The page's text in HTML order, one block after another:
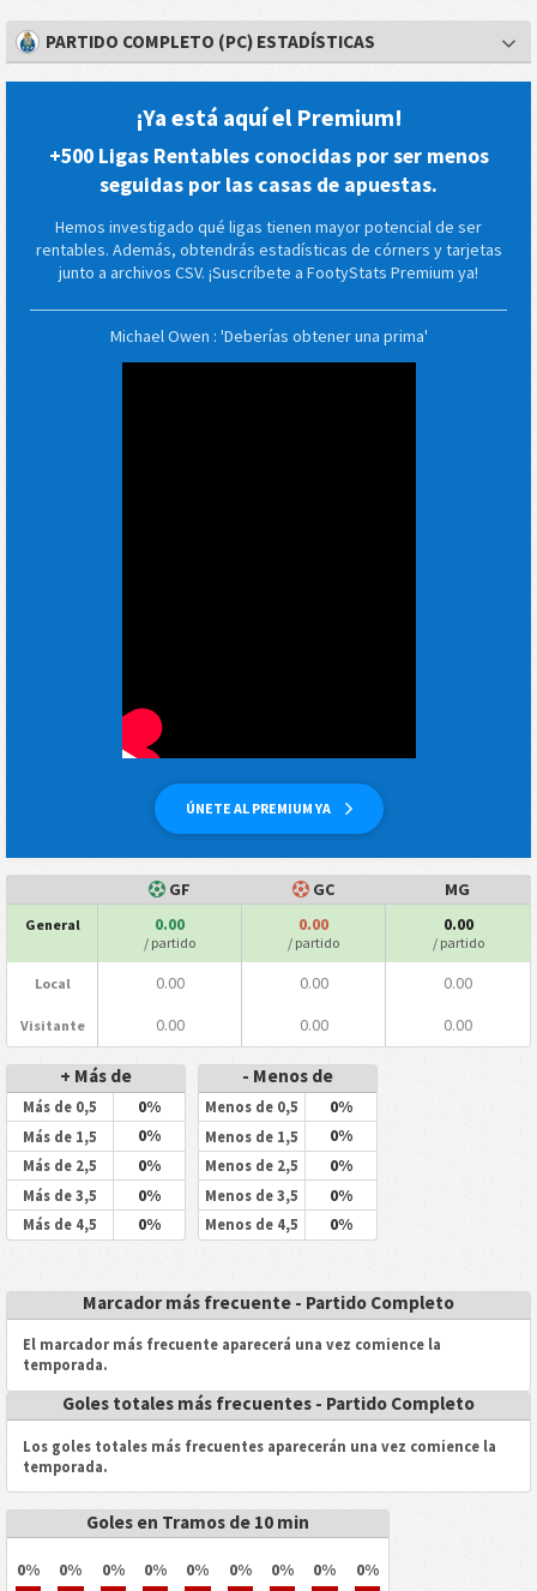
PARTIDO COMPLETO (PC) ESTADÍSTICAS
¡Ya está aquí el Premium!
+500 Ligas Rentables conocidas por ser menos
seguidas por las casas de apuestas.
Hemos investigado qué ligas tienen mayor potencial de ser
rentables. Además, obtendrás estadísticas de córners y tarjetas
junto a archivos CSV. ¡Suscríbete a FootyStats Premium ya!
ÚNETE AL PREMIUM YA
Michael Owen : 'Deberías obtener una prima'
GF GC MG
General 0.00
/ partido
0.00
/ partido
0.00
/ partido
Local 0.00 0.00 0.00
Visitante 0.00 0.00 0.00
+ Más de
Más de 0,5 0%
Más de 1,5 0%
Más de 2,5 0%
Más de 3,5 0%
Más de 4,5 0%
- Menos de
Menos de 0,5 0%
Menos de 1,5 0%
Menos de 2,5 0%
Menos de 3,5 0%
Menos de 4,5 0%
Marcador más frecuente - Partido Completo
El marcador más frecuente aparecerá una vez comience la
temporada.
Goles totales más frecuentes - Partido Completo
Los goles totales más frecuentes aparecerán una vez comience la
temporada.
Goles en Tramos de 10 min
0% 0% 0% 0% 0% 0% 0% 0% 0%